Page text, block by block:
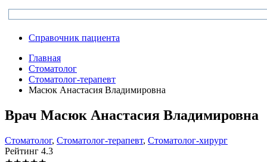
Справочник пациента
Главная
Стоматолог
Стоматолог-терапевт
Масюк Анастасия Владимировна
Врач Масюк Анастасия Владимировна
Стоматолог, Стоматолог-терапевт, Стоматолог-хирург
Рейтинг 4.3